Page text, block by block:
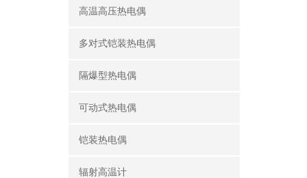
高温高压热电偶
多对式铠装热电偶
隔爆型热电偶
可动式热电偶
铠装热电偶
辐射高温计